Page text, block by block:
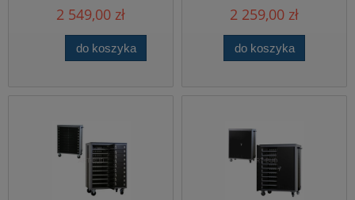
(wysokość × szerokość)
Wysokość wnętrza dolnych drzwi: 88 cm
2 549,00 zł
do koszyka
2 259,00 zł
do koszyka